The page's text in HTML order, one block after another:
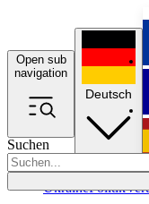
Open sub
navigation
Suchen
UkrainePolitik
Deutsch